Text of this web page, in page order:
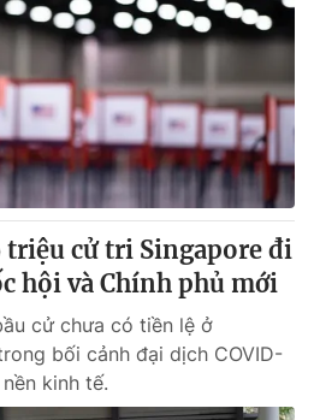
triệu cử tri Singapore đi
hội và Chính phủ mới
cử chưa có tiền lệ ở
bối cảnh đại dịch COVID-
kinh tế.